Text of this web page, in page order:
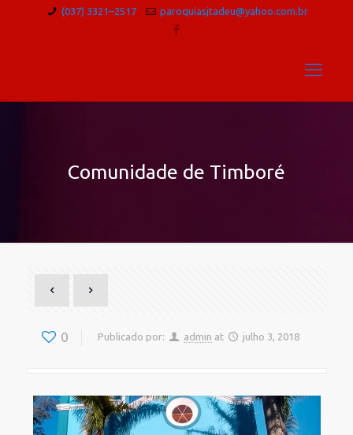
(037) 3321–2517 paroquiasjtadeu@yahoo.com.br
Comunidade de Timboré
0 Publicado por: admin at julho 3, 2018